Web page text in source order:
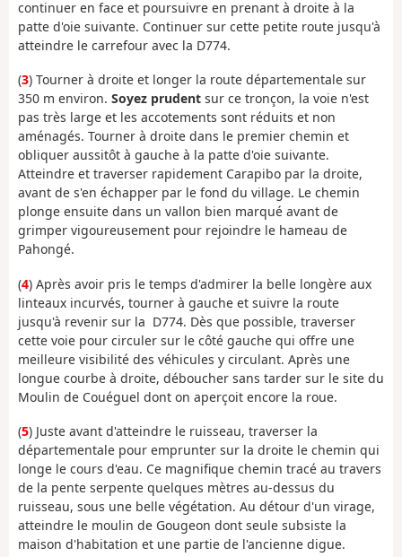
continuer en face et poursuivre en prenant à droite à la
patte d'oie suivante. Continuer sur cette petite route jusqu'à
atteindre le carrefour avec la D774.
(3) Tourner à droite et longer la route départementale sur
350 m environ. Soyez prudent sur ce tronçon, la voie n'est
pas très large et les accotements sont réduits et non
aménagés. Tourner à droite dans le premier chemin et
obliquer aussitôt à gauche à la patte d'oie suivante.
Atteindre et traverser rapidement Carapibo par la droite,
avant de s'en échapper par le fond du village. Le chemin
plonge ensuite dans un vallon bien marqué avant de
grimper vigoureusement pour rejoindre le hameau de
Pahongé.
(4) Après avoir pris le temps d'admirer la belle longère aux
linteaux incurvés, tourner à gauche et suivre la route
jusqu'à revenir sur la D774. Dès que possible, traverser
cette voie pour circuler sur le côté gauche qui offre une
meilleure visibilité des véhicules y circulant. Après une
longue courbe à droite, déboucher sans tarder sur le site du
Moulin de Couéguel dont on aperçoit encore la roue.
(5) Juste avant d'atteindre le ruisseau, traverser la
départementale pour emprunter sur la droite le chemin qui
longe le cours d'eau. Ce magnifique chemin tracé au travers
de la pente serpente quelques mètres au-dessus du
ruisseau, sous une belle végétation. Au détour d'un virage,
atteindre le moulin de Gougeon dont seule subsiste la
maison d'habitation et une partie de l'ancienne digue.